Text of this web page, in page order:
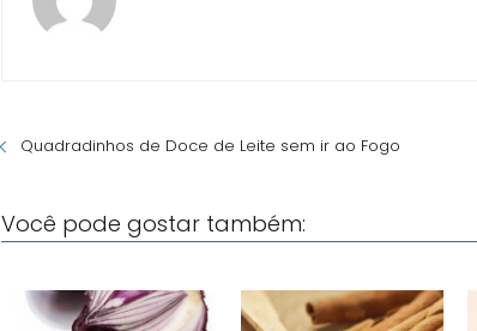
Quadradinhos de Doce de Leite sem ir ao Fogo
Você pode gostar também: